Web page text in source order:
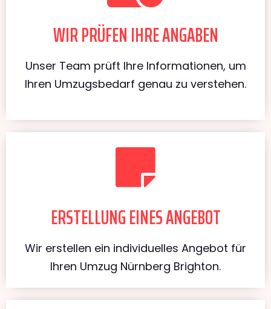
WIR PRÜFEN IHRE ANGABEN
Unser Team prüft Ihre Informationen, um
Ihren Umzugsbedarf genau zu verstehen.
ERSTELLUNG EINES ANGEBOT
Wir erstellen ein individuelles Angebot für
Ihren Umzug Nürnberg Brighton.